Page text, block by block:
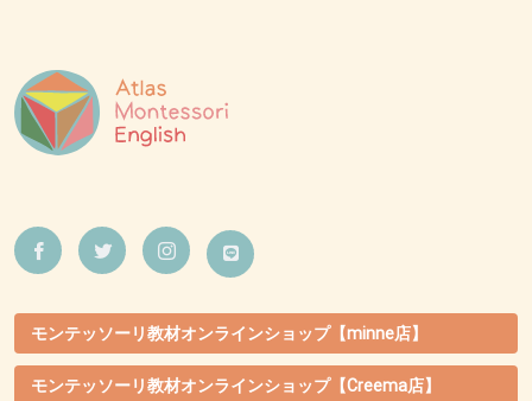
モンテッソーリ教材オンラインショップ【minne店】
モンテッソーリ教材オンラインショップ【Creema店】